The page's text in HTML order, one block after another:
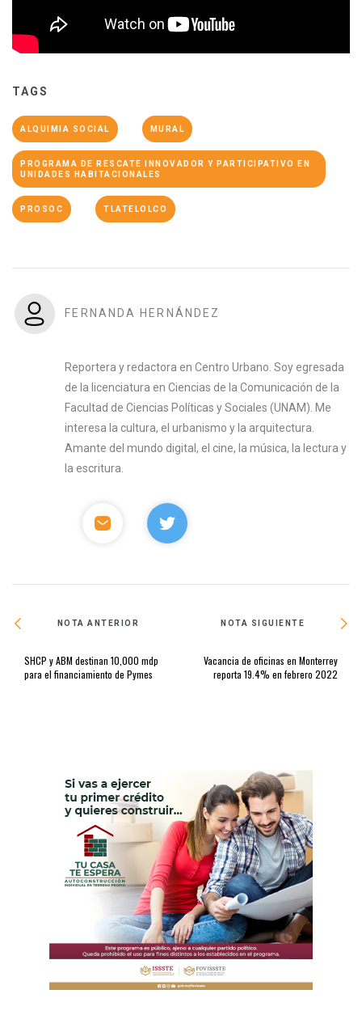
TAGS
ALQUIMIA SOCIAL MURAL
PROGRAMA DE RESCATE INNOVADOR Y PARTICIPATIVO EN
UNIDADES HABITACIONALES
PROSOC TLATELOLCO
FERNANDA HERNÁNDEZ
Reportera y redactora en Centro Urbano. Soy egresada
de la licenciatura en Ciencias de la Comunicación de la
Facultad de Ciencias Políticas y Sociales (UNAM). Me
interesa la cultura, el urbanismo y la arquitectura.
Amante del mundo digital, el cine, la música, la lectura y
la escritura.
NOTA ANTERIOR
SHCP y ABM destinan 10,000 mdp
para el financiamiento de Pymes
NOTA SIGUIENTE
Vacancia de oficinas en Monterrey
reporta 19.4% en febrero 2022